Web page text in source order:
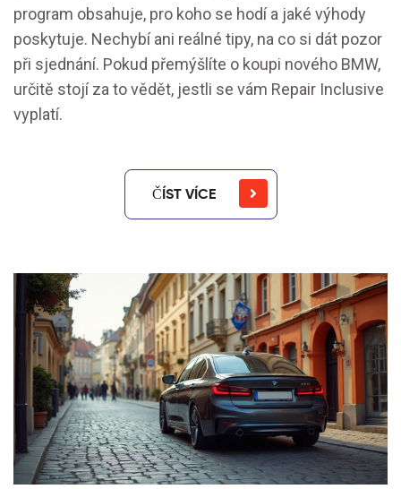
program obsahuje, pro koho se hodí a jaké výhody
poskytuje. Nechybí ani reálné tipy, na co si dát pozor
při sjednání. Pokud přemýšlíte o koupi nového BMW,
určitě stojí za to vědět, jestli se vám Repair Inclusive
vyplatí.
ČÍST VÍCE